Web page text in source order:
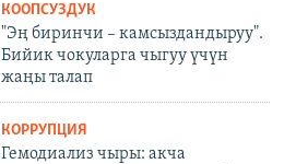
КООПСУЗДУК
"Эң биринчи – камсыздандыруу".
Бийик чокуларга чыгуу үчүн
жаңы талап
КОРРУПЦИЯ
Гемодиализ чыры: акча